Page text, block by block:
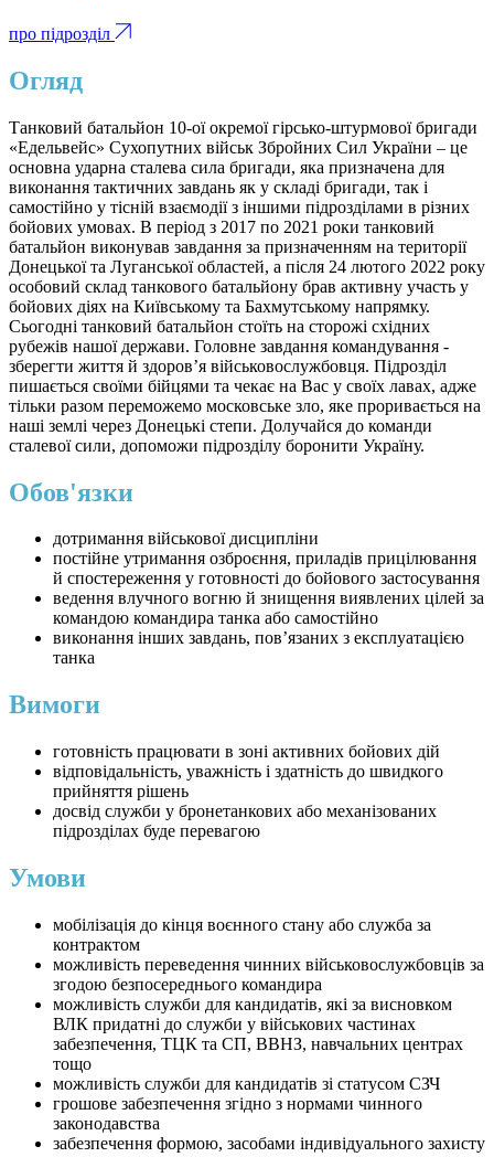
про підрозділ
Огляд
Танковий батальйон 10-ої окремої гірсько-штурмової бригади
«Едельвейс» Сухопутних військ Збройних Сил України – це
основна ударна сталева сила бригади, яка призначена для
виконання тактичних завдань як у складі бригади, так і
самостійно у тісній взаємодії з іншими підрозділами в різних
бойових умовах. В період з 2017 по 2021 роки танковий
батальйон виконував завдання за призначенням на території
Донецької та Луганської областей, а після 24 лютого 2022 року
особовий склад танкового батальйону брав активну участь у
бойових діях на Київському та Бахмутському напрямку.
Сьогодні танковий батальйон стоїть на сторожі східних
рубежів нашої держави. Головне завдання командування -
зберегти життя й здоров’я військовослужбовця. Підрозділ
пишається своїми бійцями та чекає на Вас у своїх лавах, адже
тільки разом переможемо московське зло, яке проривається на
наші землі через Донецькі степи. Долучайся до команди
сталевої сили, допоможи підрозділу боронити Україну.
Обов'язки
дотримання військової дисципліни
постійне утримання озброєння, приладів прицілювання
й спостереження у готовності до бойового застосування
ведення влучного вогню й знищення виявлених цілей за
командою командира танка або самостійно
виконання інших завдань, пов’язаних з експлуатацією
танка
Вимоги
готовність працювати в зоні активних бойових дій
відповідальність, уважність і здатність до швидкого
прийняття рішень
досвід служби у бронетанкових або механізованих
підрозділах буде перевагою
Умови
мобілізація до кінця воєнного стану або служба за
контрактом
можливість переведення чинних військовослужбовців за
згодою безпосереднього командира
можливість служби для кандидатів, які за висновком
ВЛК придатні до служби у військових частинах
забезпечення, ТЦК та СП, ВВНЗ, навчальних центрах
тощо
можливість служби для кандидатів зі статусом СЗЧ
грошове забезпечення згідно з нормами чинного
законодавства
забезпечення формою, засобами індивідуального захисту